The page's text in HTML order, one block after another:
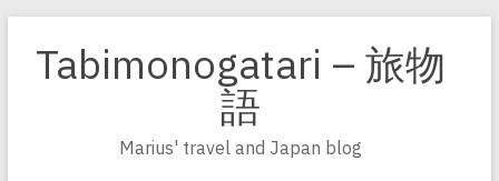
Inhalt
springen
Tabimonogatari – 旅物
語
Marius' travel and Japan blog